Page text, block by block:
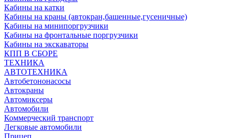
Кабины на катки
Кабины на краны (автокран,башенные,гусеничные)
Кабины на минипоргрузчики
Кабины на фронтальные поргрузчики
Кабины на экскаваторы
КПП В СБОРЕ
ТЕХНИКА
АВТОТЕХНИКА
Автобетононасосы
Автокраны
Автомиксеры
Автомобили
Коммерческий транспорт
Легковые автомобили
Прицеп